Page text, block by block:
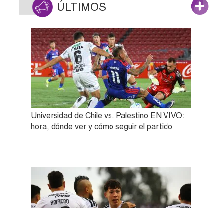
ÚLTIMOS
Universidad de Chile vs. Palestino EN VIVO:
hora, dónde ver y cómo seguir el partido